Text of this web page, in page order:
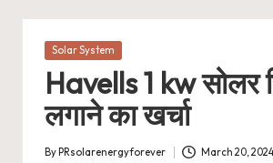
Posted
Solar System
Havells 1 kw सोलर
लगाने का खर्चा
Posted
By PRsolarenergyforever
March 20, 2024